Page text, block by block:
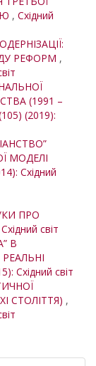
, Східний
РЕФОРМ ,
(1991 –
(2019):
МОДЕЛІ
Східний
ПРО
світ
В
Східний світ
СТОЛІТТЯ) ,